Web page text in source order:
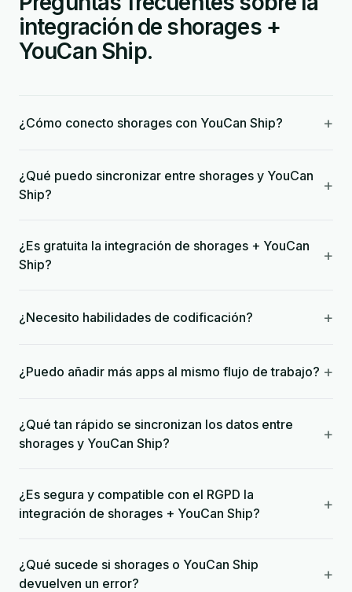
integración de shorages +
YouCan Ship.
¿Cómo conecto shorages con YouCan Ship? +
¿Qué puedo sincronizar entre shorages y YouCan
Ship?
+
¿Es gratuita la integración de shorages + YouCan
Ship?
+
¿Necesito habilidades de codificación? +
¿Puedo añadir más apps al mismo flujo de trabajo? +
¿Qué tan rápido se sincronizan los datos entre
shorages y YouCan Ship?
+
¿Es segura y compatible con el RGPD la
integración de shorages + YouCan Ship?
+
¿Qué sucede si shorages o YouCan Ship
devuelven un error?
+